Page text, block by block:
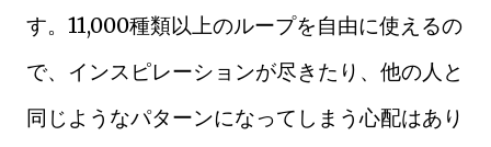
す。11,000種類以上のループを自由に使えるの
で、インスピレーションが尽きたり、他の人と
同じようなパターンになってしまう心配はあり